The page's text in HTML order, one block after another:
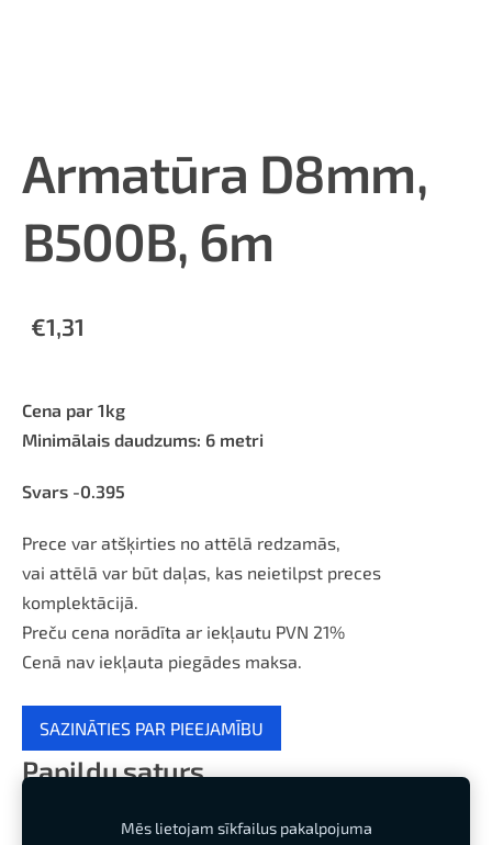
Papildu saturs
Armatūra D8mm,
B500B, 6m
€1,31
Cena par 1kg
Minimālais daudzums: 6 metri
Svars -0.395
Prece var atšķirties no attēlā redzamās,
vai attēlā var būt daļas, kas neietilpst preces
komplektācijā.
Preču cena norādīta ar iekļautu PVN 21%
Cenā nav iekļauta piegādes maksa.
SAZINĀTIES PAR PIEEJAMĪBU
Mēs lietojam sīkfailus pakalpojuma